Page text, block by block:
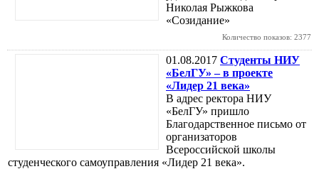
Николая Рыжкова
«Созидание»
Количество показов: 2377
01.08.2017 Студенты НИУ
«БелГУ» – в проекте
«Лидер 21 века»
В адрес ректора НИУ
«БелГУ» пришло
Благодарственное письмо от
организаторов
Всероссийской школы
студенческого самоуправления «Лидер 21 века».